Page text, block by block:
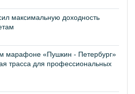
максимальную доходность
марафоне «Пушкин - Петербург»
трасса для профессиональных